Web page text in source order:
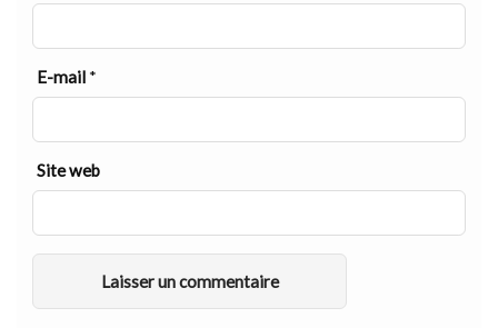
E-mail *
Site web